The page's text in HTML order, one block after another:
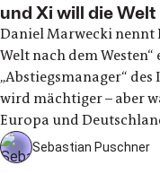
und Xi will die
Daniel Marwecki nennt
Welt nach dem
„Abstiegsmanager“
wird mächtiger – aber
Europa und
Sebastian Puschner